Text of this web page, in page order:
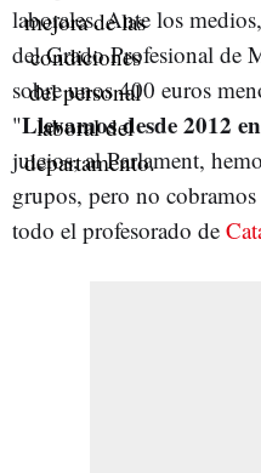
laborales. Ante los medios,
del Grado Profesional de
sobre unos 400 euros
"Llevamos desde 2012
juicios, al Parlament,
grupos, pero no
todo el profesorado de